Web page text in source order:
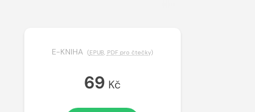
E-KNIHA (EPUB, PDF pro čtečky)
69 Kč